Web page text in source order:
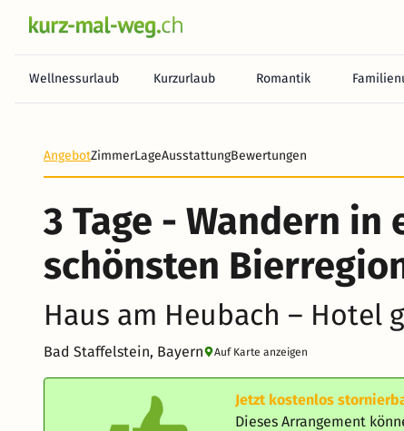
Wellnessurlaub Kurzurlaub Romantik
AngebotZimmerLageAusstattungBewertungen
3 Tage - Wandern in
schönsten
Haus am Heubach – Hotel
Bad Staffelstein, Bayern Auf Karte anzeigen
Jetzt kostenlos
Dieses Arrangement